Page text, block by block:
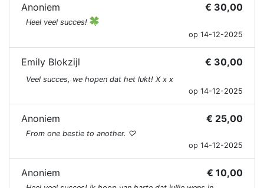
Anoniem € 30,00
Heel veel succes!
op 14-12-2025
Emily Blokzijl € 30,00
Veel succes, we hopen dat het lukt! X x x
op 14-12-2025
Anoniem € 25,00
From one bestie to another. ♡
op 14-12-2025
Anoniem € 10,00